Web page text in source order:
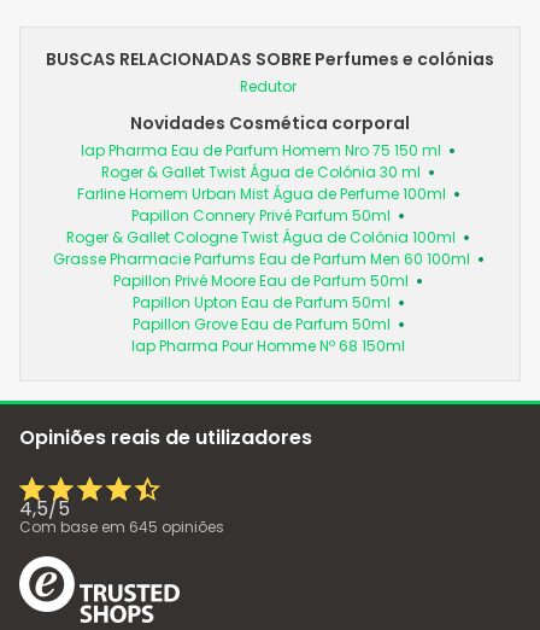
BUSCAS RELACIONADAS SOBRE Perfumes e colónias
Redutor
Novidades Cosmética corporal
Iap Pharma Eau de Parfum Homem Nro 75 150 ml
Roger & Gallet Twist Água de Colónia 30 ml
Farline Homem Urban Mist Água de Perfume 100ml
Papillon Connery Privé Parfum 50ml
Roger & Gallet Cologne Twist Água de Colônia 100ml
Grasse Pharmacie Parfums Eau de Parfum Men 60 100ml
Papillon Privé Moore Eau de Parfum 50ml
Papillon Upton Eau de Parfum 50ml
Papillon Grove Eau de Parfum 50ml
Iap Pharma Pour Homme Nº 68 150ml
Opiniões reais de utilizadores
4,5/5
Com base em 645 opiniões